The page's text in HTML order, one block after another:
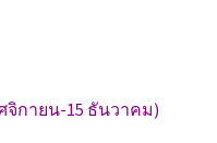
จิกายน-15 ธันวาคม)